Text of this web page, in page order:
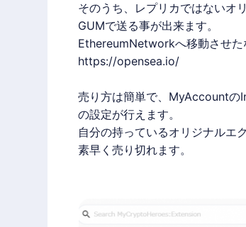
そのうち、レプリカではない
GUMで送る事が出来ます。
EthereumNetworkへ移動させた
https://opensea.io/
売り方は簡単で、MyAccountの
の設定が行えます。
自分の持っているオリジナルエ
素早く売り切れます。